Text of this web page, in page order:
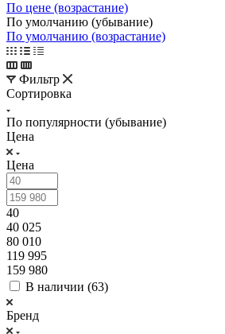
По цене (возрастание)
По умолчанию (убывание)
По умолчанию (возрастание)
Фильтр
Сортировка
По популярности (убывание)
Цена
Цена
40
40 025
80 010
119 995
159 980
В наличии (63)
Бренд